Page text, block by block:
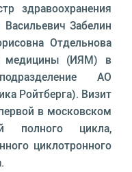
здравоохранения
Забелин
Отдельнова
медицины (ИЯМ) в
АО
Ройтберга). Визит
в московском
полного цикла,
циклотронного